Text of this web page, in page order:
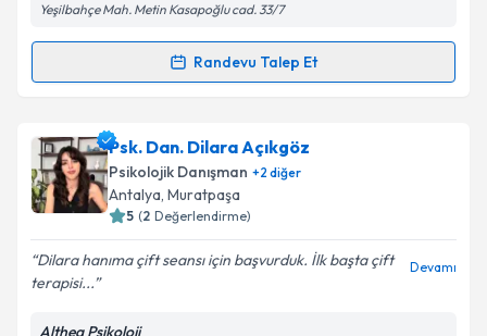
Kişisel verilerimin işlenmesine ilişkinAydınlatma
kapsamda işlenmesini kabul ediyorum.
Takvim Talebini Gönder
Yeşilbahçe Mah. Metin Kasapoğlu cad. 33/7
Randevu Talep Et
Randevu Takvimi Talebi
Psk. Habibe Caniçin randevu takvimi talebi
oluşturun. Size bu uzmandan randevu almanız için bir
takvim hazırlandığında e-posta ile bilgilendireceğiz.
Psk. Dan. Dilara Açıkgöz
Psikolojik Danışman +2 diğer
Antalya, Muratpaşa
5 (2 Değerlendirme)
Dilara hanıma çift seansı için başvurduk. İlk başta çift
terapisi...
Devamı
Althea Psikoloji